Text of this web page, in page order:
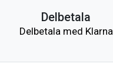
Delbetala
Delbetala med Klarna